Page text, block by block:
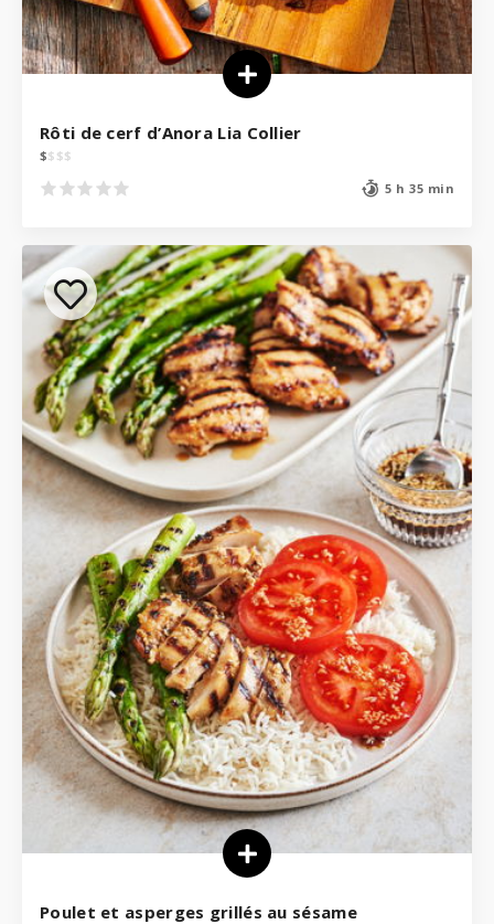
Rôti de cerf d’Anora Lia Collier
$$ $$
5 h 35 min
Poulet et asperges grillés au sésame